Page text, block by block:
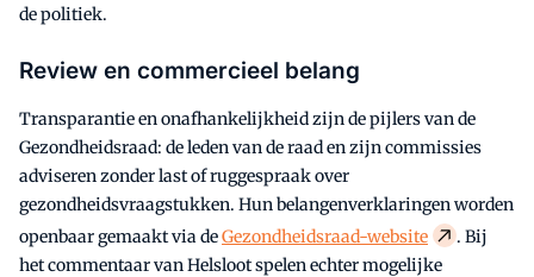
de politiek.
Review en commercieel belang
Transparantie en onafhankelijkheid zijn de pijlers van de
Gezondheidsraad: de leden van de raad en zijn commissies
adviseren zonder last of ruggespraak over
gezondheidsvraagstukken. Hun belangenverklaringen worden
openbaar gemaakt via deGezondheidsraad-website
. Bij
het commentaar van Helsloot spelen echter mogelijke